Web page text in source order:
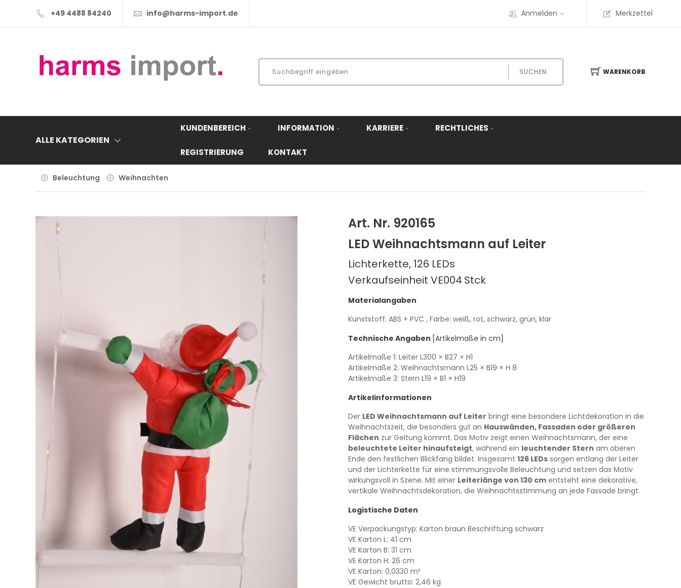
+49 4488 84240 info@harms-import.de Anmelden Merkzettel
SUCHEN WARENKORB
ALLE KATEGORIEN
KUNDENBEREICH INFORMATION KARRIERE RECHTLICHES
REGISTRIERUNG KONTAKT
Beleuchtung Weihnachten
Art. Nr. 920165
LED Weihnachtsmann auf Leiter
Lichterkette, 126 LEDs
Verkaufseinheit VE004 Stck
Materialangaben
Kunststoff: ABS + PVC , Farbe: weiß, rot, schwarz, grün, klar
Technische Angaben [Artikelmaße in cm]
Artikelmaße 1: Leiter L300 × B27 × H1
Artikelmaße 2: Weihnachtsmann L25 × B19 × H 8
Artikelmaße 3: Stern L19 × B1 × H19
Artikelinformationen
Der LED Weihnachtsmann auf Leiter bringt eine besondere Lichtdekoration in die
Weihnachtszeit, die besonders gut an Hauswänden, Fassaden oder größeren
Flächen zur Geltung kommt. Das Motiv zeigt einen Weihnachtsmann, der eine
beleuchtete Leiter hinaufsteigt, während ein leuchtender Stern am oberen
Ende den festlichen Blickfang bildet. Insgesamt 126 LEDs sorgen entlang der Leiter
und der Lichterkette für eine stimmungsvolle Beleuchtung und setzen das Motiv
wirkungsvoll in Szene. Mit einer Leiterlänge von 130 cm entsteht eine dekorative,
vertikale Weihnachtsdekoration, die Weihnachtsstimmung an jede Fassade bringt.
Logistische Daten
VE Verpackungstyp: Karton braun Beschriftung schwarz
VE Karton L: 41 cm
VE Karton B: 31 cm
VE Karton H: 26 cm
VE Karton: 0,0330 m³
VE Gewicht brutto: 2,46 kg